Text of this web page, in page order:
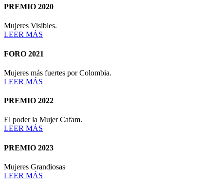
PREMIO 2020
Mujeres Visibles.
LEER MÁS
FORO 2021
Mujeres más fuertes por Colombia.
LEER MÁS
PREMIO 2022
El poder la Mujer Cafam.
LEER MÁS
PREMIO 2023
Mujeres Grandiosas
LEER MÁS